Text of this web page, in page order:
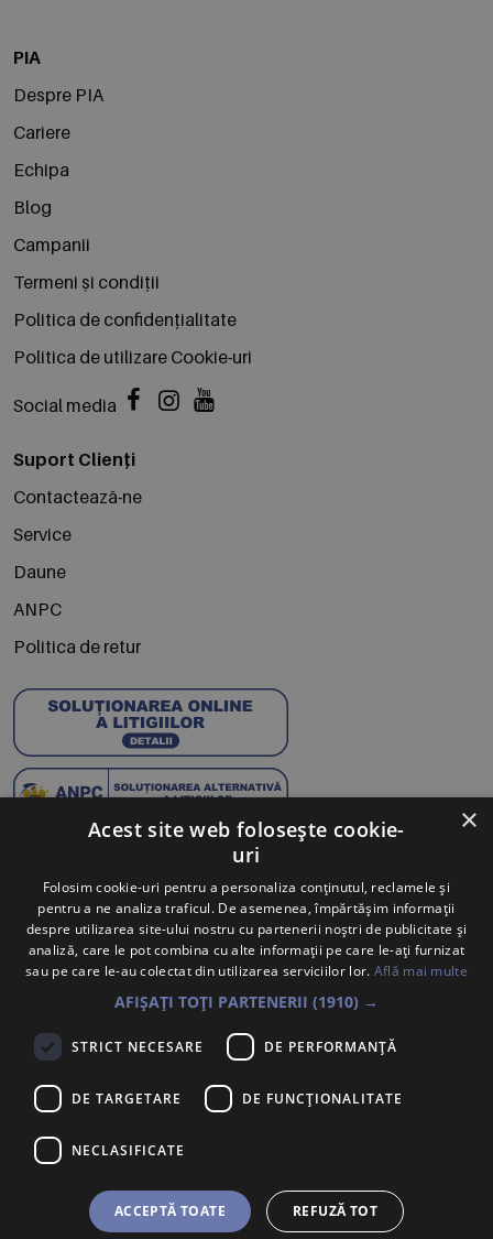
PIA
Despre PIA
Cariere
Echipa
Blog
Campanii
Termeni și condiții
Politica de confidențialitate
Politica de utilizare Cookie-uri
Social media
Suport Clienți
Contactează-ne
Service
Daune
ANPC
Politica de retur
Abonează-te la Newsletter
Te anunțăm când avem oferte noi și promoții la mărcile
tale preferate.
Sunt de acord ca datele cu caracter personal furnizate să fie
colectate pentru a putea fi contactat în vederea solicitării trimise.
Declar că am citit și sunt de acord cu
Voluntari, Bdul. Pipera Nr. 2, Jud. Ilfov,
J2007002067233, CUI/CIF RO22188461
×
Acest site web folosește cookie-
uri
Folosim cookie-uri pentru a personaliza conținutul, reclamele și
pentru a ne analiza traficul. De asemenea, împărtășim informații
despre utilizarea site-ului nostru cu partenerii noștri de publicitate și
analiză, care le pot combina cu alte informații pe care le-ați furnizat
sau pe care le-au colectat din utilizarea serviciilor lor. Află mai multe
AFIȘAȚI TOȚI PARTENERII (1910) →
STRICT NECESARE DE PERFORMANȚĂ
DE TARGETARE DE FUNCŢIONALITATE
NECLASIFICATE
ACCEPTĂ TOATE REFUZĂ TOT